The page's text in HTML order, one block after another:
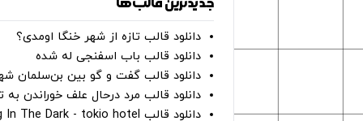
دانلود قالب تازه از شهر خنگا اومدی؟
دانلود قالب باب اسفنجی له شده
دانلود قالب گفت و گو بین بن‌سلمان
دانلود قالب مرد درحال علف خوراندن
دانلود قالب Dancing In The Dark - tokio hotel